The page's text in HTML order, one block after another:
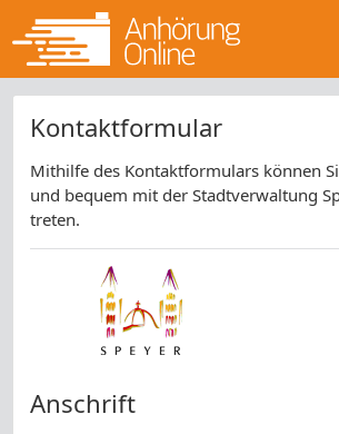
Kontaktformular
Mithilfe des Kontaktformulars können
und bequem mit der Stadtverwaltung
treten.
Anschrift